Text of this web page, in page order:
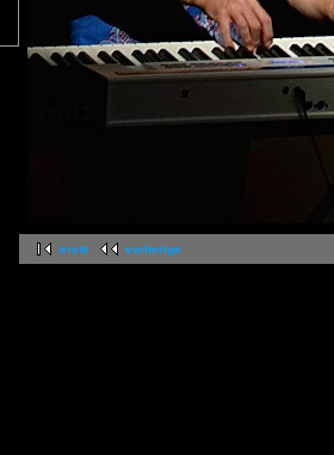
erste vorherige